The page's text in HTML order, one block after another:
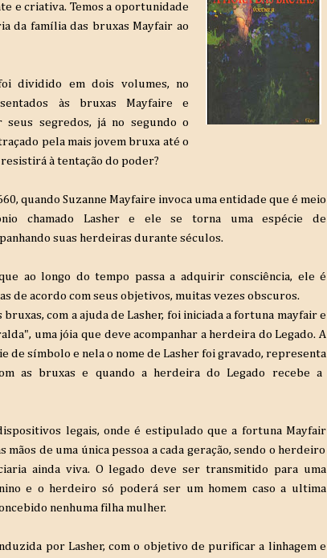
e criativa. Temos a oportunidade
da família das bruxas Mayfair ao
dividido em dois volumes, no
às bruxas Mayfaire e
seus segredos, já no segundo o
pela mais jovem bruxa até o
à tentação do poder?
quando Suzanne Mayfaire invoca uma entidade que é meio
chamado Lashere ele se torna uma espécie de
suas herdeiras durante séculos.
ao longo do tempo passa a adquirir consciência, ele é
de acordo com seus objetivos, muitas vezes obscuros.
bruxas, com a ajuda de Lasher, foi iniciada a fortuna mayfaire
uma jóia que deve acompanhar a herdeira do Legado. A
de símbolo e nela o nome de Lasher foi gravado, representa
as bruxas e quando a herdeira do Legado recebe a
legais, onde é estipulado que a fortuna Mayfair
mãos de uma únicapessoa a cada geração, sendo o herdeiro
ainda viva. O legado deve ser transmitido para uma
e o herdeiro só poderá ser um homem caso a ultima
nenhuma filha mulher.
por Lasher, com o objetivo de purificar a linhageme